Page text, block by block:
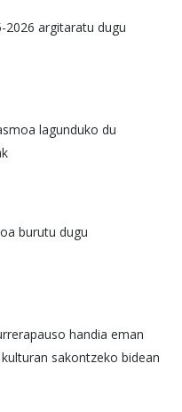
2026 argitaratu dugu
lagunduko du
burutu dugu
handia eman
sakontzeko bidean